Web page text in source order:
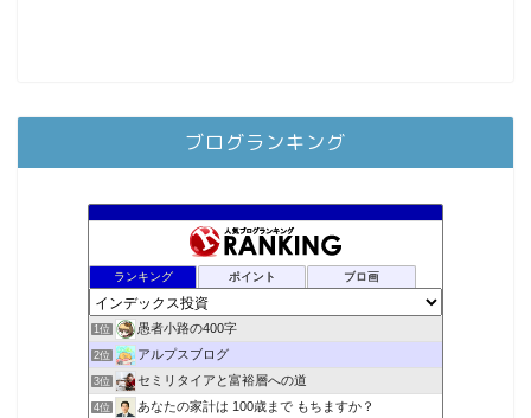
ブログランキング
ランキング ポイント ブロ画
1位 愚者小路の400字
2位 アルプスブログ
3位 セミリタイアと富裕層への道
4位 あなたの家計は 100歳まで もちますか？